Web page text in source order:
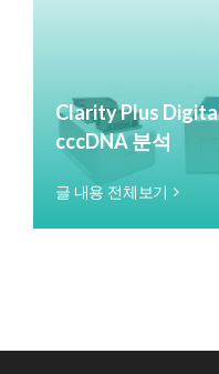
Clarity Plus
cccDNA 분석
글 내용 전체보기